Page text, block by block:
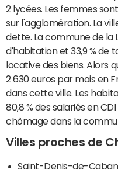
2 lycées. Les femmes
sur l'agglomération. La
dette. La commune de la
d'habitation et 33,9 % de
locative des biens. Alors
2 630 euros par mois en
dans cette ville. Les
80,8 % des salariés en
chômage dans la
Villes proches de
Saint-Denis-de-